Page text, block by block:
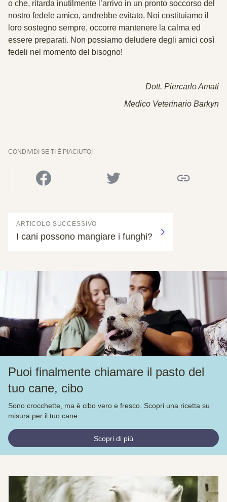
o che, ritarda inutilmente l’arrivo in un pronto soccorso del
nostro fedele amico, andrebbe evitato. Noi costituiamo il
loro sostegno sempre, occorre mantenere la calma ed
essere preparati. Non possiamo deludere degli amici così
fedeli nel momento del bisogno!
Dott. Piercarlo Amati
Medico Veterinario Barkyn
CONDIVIDI SE TI È PIACIUTO!
ARTICOLO SUCCESSIVO
I cani possono mangiare i funghi?
Puoi finalmente chiamare il pasto del
tuo cane, cibo
Sono crocchette, ma è cibo vero e fresco. Scopri una ricetta su
misura per il tuo cane.
Scopri di più